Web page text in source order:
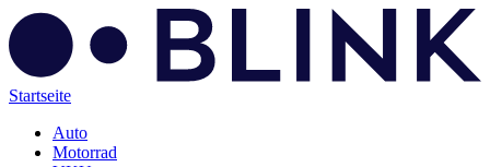
Startseite
Auto
Motorrad